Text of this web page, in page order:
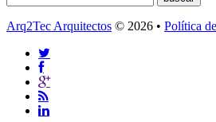
Arq2Tec Arquitectos © 2026 • Política